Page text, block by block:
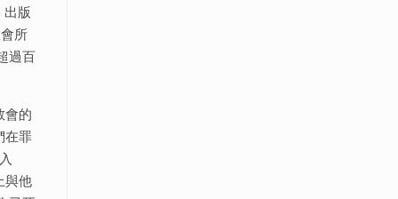
出版
所
過百
會的
在罪
與他